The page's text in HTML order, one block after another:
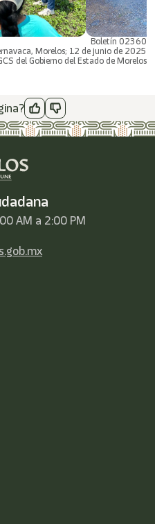
Boletín 02360
Morelos; 12 de junio de 2025
del Gobierno del Estado de Morelos
AM a 2:00 PM